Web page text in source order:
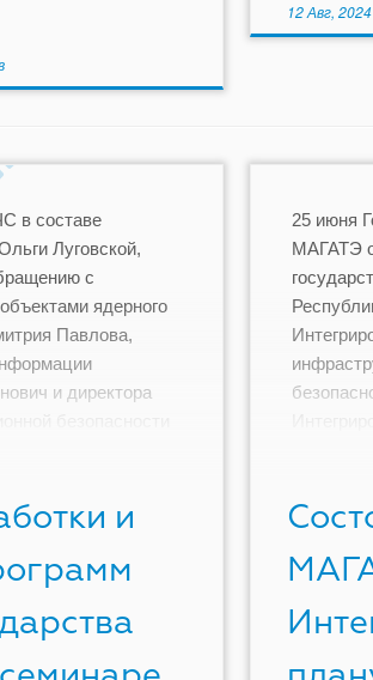
12 Авг, 2024
в составе
Луговской,
с
ядерного
Павлова,
и директора
и
25 июня
МАГАТЭ